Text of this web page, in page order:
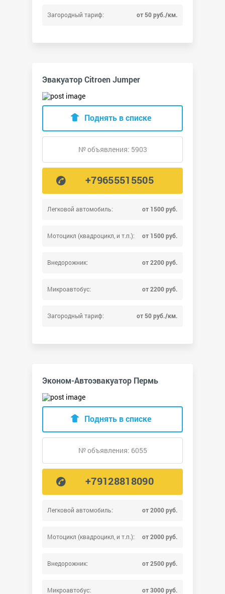
Загородный тариф: от 50 руб./км.
Эвакуатор Citroen Jumper
Легковой автомобиль: от 1500 руб.
Мотоцикл (квадроцикл, и т.п.): от 1500 руб.
Внедорожник: от 2200 руб.
Микроавтобус: от 2200 руб.
Загородный тариф: от 50 руб./км.
Поднять в списке
№ объявления: 5903
+79655515505
Эконом-Автоэвакуатор Пермь
Легковой автомобиль: от 2000 руб.
Мотоцикл (квадроцикл, и т.п.): от 2000 руб.
Внедорожник: от 2500 руб.
Микроавтобус: от 3000 руб.
Поднять в списке
№ объявления: 6055
+79128818090